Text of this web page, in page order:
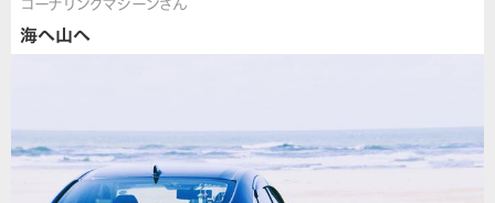
コーナリンクマシーンさん
海へ山へ